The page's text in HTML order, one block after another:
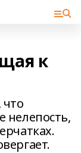
к
нелепость,